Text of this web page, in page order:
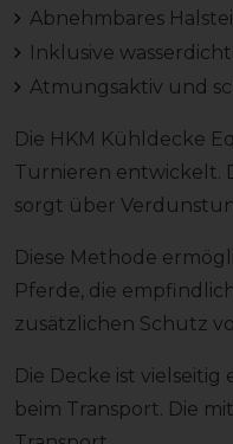
Abnehmbares
Inklusive
Atmungsaktiv und
Die HKM Kühldecke
Turnieren entwickelt.
sorgt über
Diese Methode
Pferde, die
zusätzlichen Schutz
Die Decke ist
beim Transport. Die